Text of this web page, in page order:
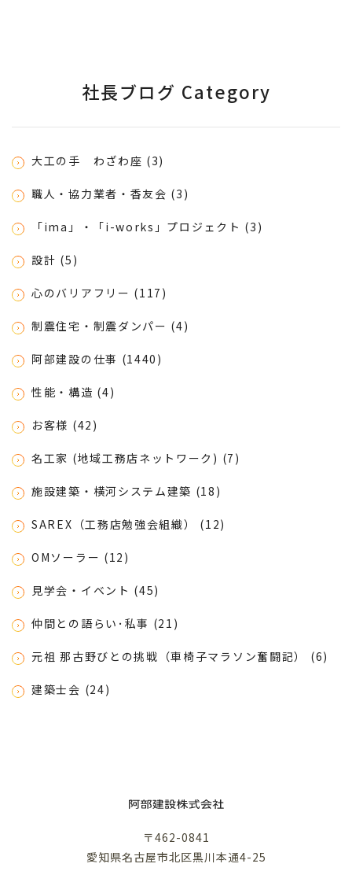
社長ブログ Category
大工の手 わざわ座 (3)
職人・協力業者・香友会 (3)
「ima」・「i-works」プロジェクト (3)
設計 (5)
心のバリアフリー (117)
制震住宅・制震ダンパー (4)
阿部建設の仕事 (1440)
性能・構造 (4)
お客様 (42)
名工家 (地域工務店ネットワーク) (7)
施設建築・横河システム建築 (18)
SAREX（工務店勉強会組織） (12)
OMソーラー (12)
見学会・イベント (45)
仲間との語らい･私事 (21)
元祖 那古野びとの挑戦（車椅子マラソン奮闘記） (6)
建築士会 (24)
〒462-0841
愛知県名古屋市北区黒川本通4-25